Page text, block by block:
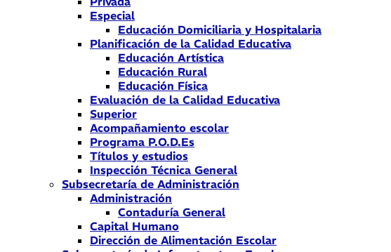
Especial
Educación Domiciliaria y Hospitalaria
Planificación de la Calidad Educativa
Educación Artística
Educación Rural
Educación Física
Evaluación de la Calidad Educativa
Superior
Acompañamiento escolar
Programa P.O.D.Es
Títulos y estudios
Inspección Técnica General
Subsecretaría de Administración
Administración
Contaduría General
Capital Humano
Dirección de Alimentación Escolar